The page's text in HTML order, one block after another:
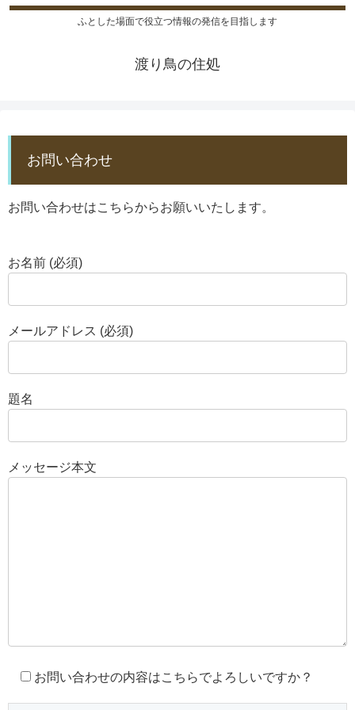
ふとした場面で役立つ情報の発信を目指します
渡り鳥の住処
お問い合わせ
お問い合わせはこちらからお願いいたします。
お名前 (必須)
メールアドレス (必須)
題名
メッセージ本文
お問い合わせの内容はこちらでよろしいですか？